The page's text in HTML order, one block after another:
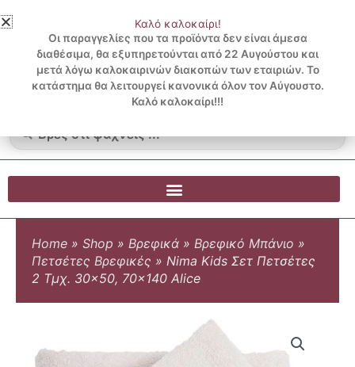
στο
περιεχόμενο
3 ΔΟΣΕΙΣ ΧΩΡΙΣ ΠΙΣΤΩΤΙΚΗ ΜΕ KLARNA
...
Λογαριασμός
Blog
0.00€
0
Cart
Home » Shop » Βρεφικά » Βρεφικό Μπάνιο »
Πετσέτες Βρεφικές » Nima Kids Σετ Πετσέτες
2 Τμχ. 30×50, 70×140 Alice
Καλό καλοκαίρι!
Οι παραγγελίες που τα προϊόντα δεν είναι άμεσα
διαθέσιμα, θα εξυπηρετούνται από 22 Αυγούστου και
μετά λόγω καλοκαιρινών διακοπών των εταιριών. Το
κατάστημα θα λειτουργεί κανονικά όλον τον Αύγουστο.
Καλό καλοκαίρι!!!